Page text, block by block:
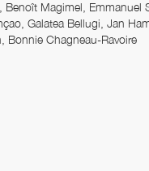
Benoît Magimel, Emmanuel
Galatea Bellugi, Jan
Bonnie Chagneau-Ravoire